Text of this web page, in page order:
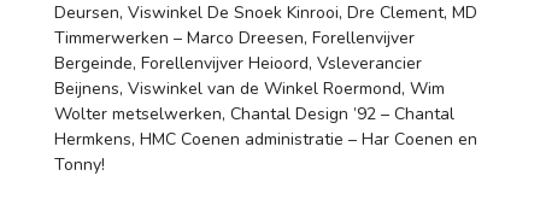
Deursen, Viswinkel De Snoek Kinrooi, Dre Clement, MD
Timmerwerken – Marco Dreesen, Forellenvijver
Bergeinde, Forellenvijver Heioord, Vsleverancier
Beijnens, Viswinkel van de Winkel Roermond, Wim
Wolter metselwerken, Chantal Design ’92 – Chantal
Hermkens, HMC Coenen administratie – Har Coenen en
Tonny!